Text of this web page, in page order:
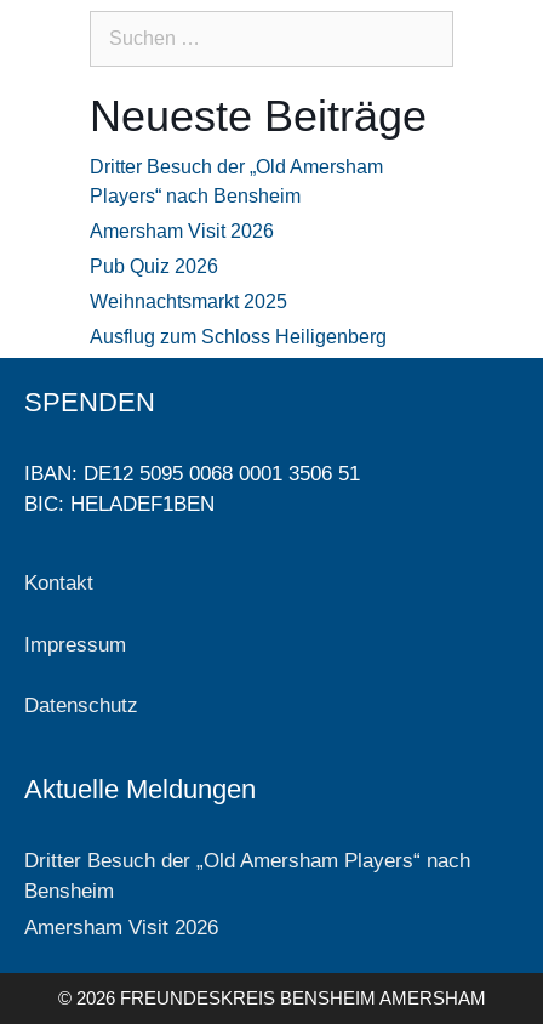
Neueste Beiträge
Dritter Besuch der „Old Amersham
Players“ nach Bensheim
Amersham Visit 2026
Pub Quiz 2026
Weihnachtsmarkt 2025
Ausflug zum Schloss Heiligenberg
SPENDEN
IBAN: DE12 5095 0068 0001 3506 51
BIC: HELADEF1BEN
Kontakt
Impressum
Datenschutz
Aktuelle Meldungen
Dritter Besuch der „Old Amersham Players“ nach
Bensheim
Amersham Visit 2026
© 2026 FREUNDESKREIS BENSHEIM AMERSHAM